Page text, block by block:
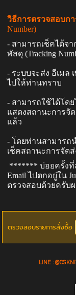
วิธีการตรวจสอบก
Number)
- สามารถเช็คได้จ
พัสดุ (Tracking
- ระบบจะส่ง อีเมล
ไปให้ท่านทราบ
- สามารถใช้ได้โด
แสดงสถานะการจั
แล้ว
- โดยท่านสามารถ
เช็คสถานะการจัด
******* บ่อยครั้งที่
Emailไปตกอยู่ใน
ตรวจสอบด้วยครับ
ตรวจสอบรายการสั่งซื้อ
LINE :